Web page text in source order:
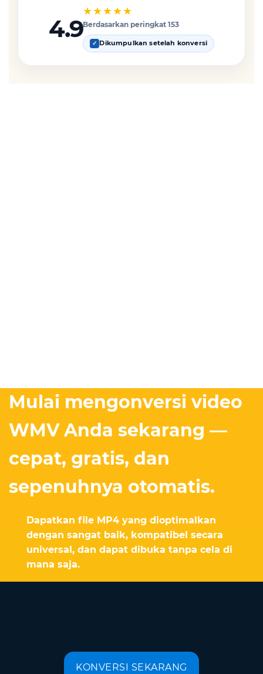
4.9
★★★★★
Berdasarkan peringkat 153
✓ Dikumpulkan setelah konversi
Mulai mengonversi video
WMV Anda sekarang —
cepat, gratis, dan
sepenuhnya otomatis.
Dapatkan file MP4 yang dioptimalkan
dengan sangat baik, kompatibel secara
universal, dan dapat dibuka tanpa cela di
mana saja.
KONVERSI SEKARANG